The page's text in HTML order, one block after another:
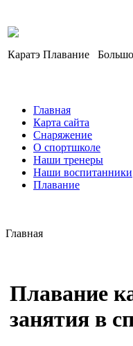
Каратэ Плавание
Главная
Карта сайта
Снаряжение
О спортшколе
Наши тренеры
Наши воспитанники
Плавание
Главная
Плавание
занятия в